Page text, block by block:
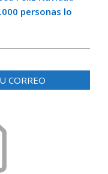
personas lo
CORREO